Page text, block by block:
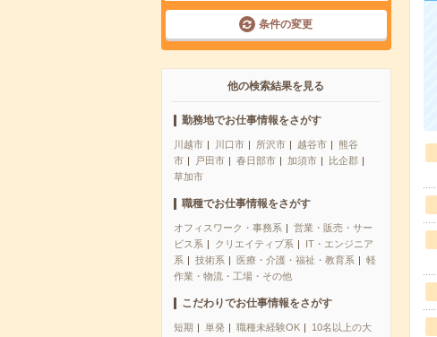
条件の変更
他の検索結果を見る
勤務地でお仕事情報をさがす
川越市 川口市 所沢市 越谷市
熊谷
市
戸田市 春日部市 加須市
比企郡
草加市
職種でお仕事情報をさがす
オフィスワーク・事務系
営業・販売・サー
ビス系
クリエイティブ系
IT・エンジニア
系
技術系 医療・介護・福祉・教育系
軽
作業・物流・工場・その他
こだわりでお仕事情報をさがす
短期 単発 職種未経験OK
10名以上の大